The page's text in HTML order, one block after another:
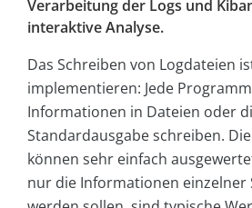
Verarbeitung der Logs und
interaktive Analyse.
Das Schreiben von Logdateien
implementieren: Jede
Informationen in Dateien oder
Standardausgabe schreiben.
können sehr einfach
nur die Informationen einzelner